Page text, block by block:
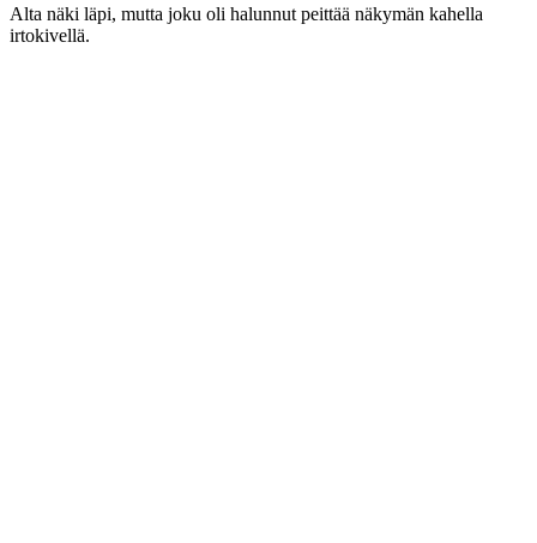
Alta näki läpi, mutta joku oli halunnut peittää näkymän kahella
irtokivellä.